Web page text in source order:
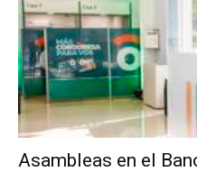
Asambleas en el